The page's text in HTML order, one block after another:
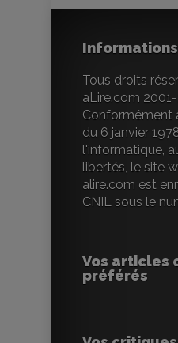
Informations
Tous droits
aLire.com
Conformément
du 6 janvier
l'informatique,
libertés, le site
alire.com est
CNIL sous le
Vos articles
préférés